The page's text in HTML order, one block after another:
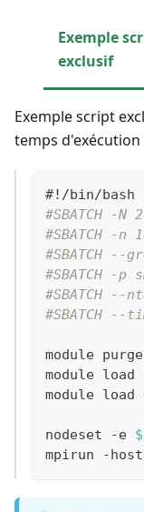
Exemple
exclusif
Exemple script
temps d'exécution
#!/bin/bash
#SBATCH -N 2
#SBATCH -n
#SBATCH --
#SBATCH -p
#SBATCH --
#SBATCH --
module purge
module load
module load
nodeset -e
mpirun -